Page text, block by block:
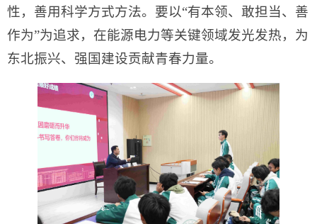
性，善用科学方式方法。要以“有本领、敢担当、善
作为”为追求，在能源电力等关键领域发光发热，为
东北振兴、强国建设贡献青春力量。